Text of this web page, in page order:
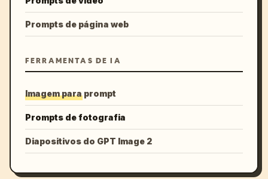
Prompts de página web
FERRAMENTAS DE IA
Imagem para prompt
Prompts de fotografia
Diapositivos do GPT Image 2